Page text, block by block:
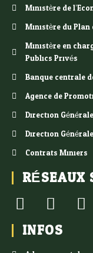
Ministère de
Ministère du
Ministère en
Publics Privés
Banque centrale
Agence de
Direction
Direction
Contrats Miniers
RÉSEAUX
INFOS